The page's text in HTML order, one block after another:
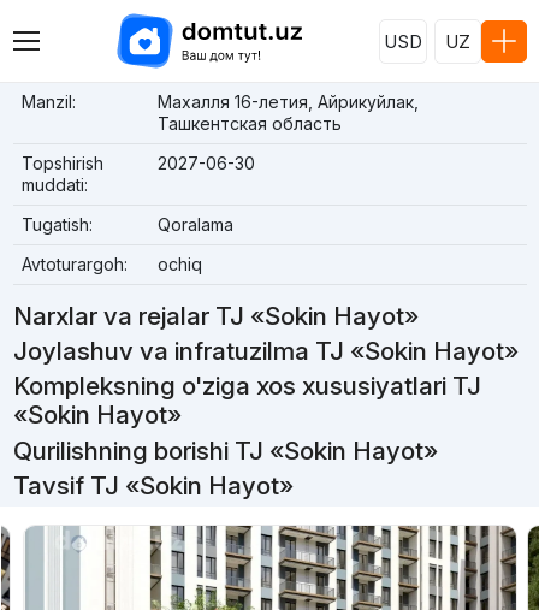
USD UZ
Manzil:
Махалля 16-летия, Айрикуйлак,
Ташкентская область
Topshirish
muddati:
2027-06-30
Tugatish:
Qoralama
Avtoturargoh:
ochiq
Narxlar va rejalar TJ «Sokin Hayot»
Joylashuv va infratuzilma TJ «Sokin Hayot»
Kompleksning o'ziga xos xususiyatlari TJ
«Sokin Hayot»
Qurilishning borishi TJ «Sokin Hayot»
Tavsif TJ «Sokin Hayot»